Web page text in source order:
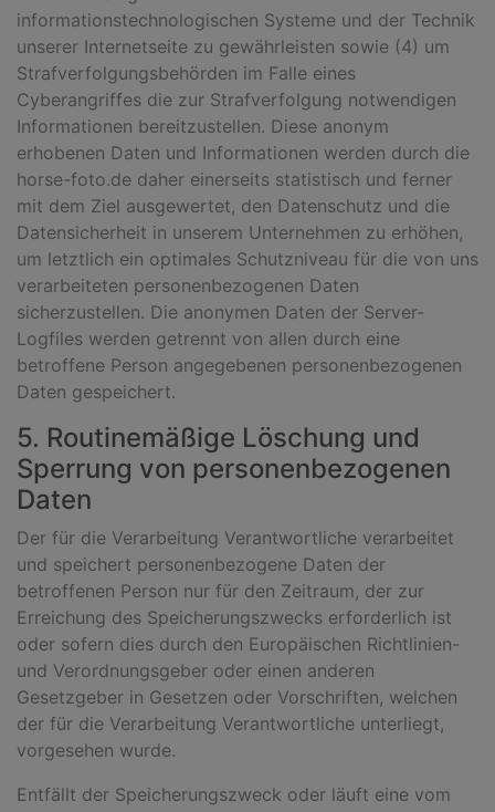
informationstechnologischen Systeme und der Technik
unserer Internetseite zu gewährleisten sowie (4) um
Strafverfolgungsbehörden im Falle eines
Cyberangriffes die zur Strafverfolgung notwendigen
Informationen bereitzustellen. Diese anonym
erhobenen Daten und Informationen werden durch die
horse-foto.de daher einerseits statistisch und ferner
mit dem Ziel ausgewertet, den Datenschutz und die
Datensicherheit in unserem Unternehmen zu erhöhen,
um letztlich ein optimales Schutzniveau für die von uns
verarbeiteten personenbezogenen Daten
sicherzustellen. Die anonymen Daten der Server-
Logfiles werden getrennt von allen durch eine
betroffene Person angegebenen personenbezogenen
Daten gespeichert.
5. Routinemäßige Löschung und
Sperrung von personenbezogenen
Daten
Der für die Verarbeitung Verantwortliche verarbeitet
und speichert personenbezogene Daten der
betroffenen Person nur für den Zeitraum, der zur
Erreichung des Speicherungszwecks erforderlich ist
oder sofern dies durch den Europäischen Richtlinien-
und Verordnungsgeber oder einen anderen
Gesetzgeber in Gesetzen oder Vorschriften, welchen
der für die Verarbeitung Verantwortliche unterliegt,
vorgesehen wurde.
Entfällt der Speicherungszweck oder läuft eine vom